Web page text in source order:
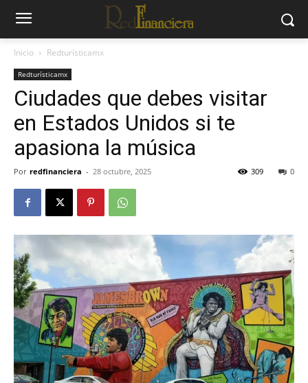
Inicio Redturísticamx
Redturísticamx
Ciudades que debes visitar
en Estados Unidos si te
apasiona la música
Por redfinanciera - 28 octubre, 2025 0
309